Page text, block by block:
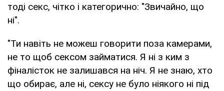
тоді секс, чітко і категорично: "Звичайно, що
ні".
"Ти навіть не можеш говорити поза камерами,
не то щоб сексом займатися. Я ні з ким з
фіналісток не залишався на ніч. Я не знаю, хто
що обирає, але ні, сексу не було ніякого ні під